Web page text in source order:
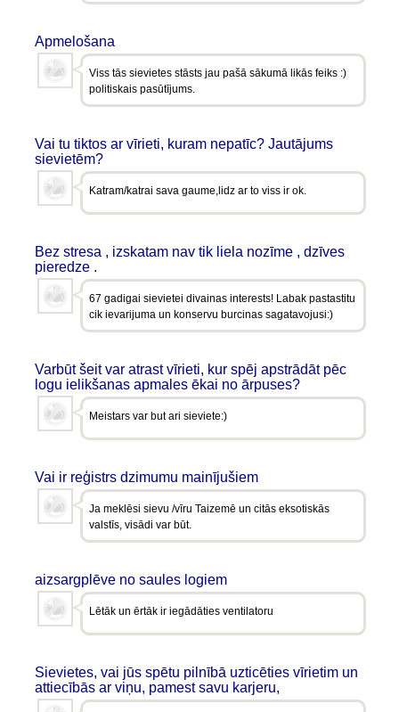
Apmelošana
Viss tās sievietes stāsts jau pašā sākumā likās feiks :)
politiskais pasūtījums.
Vai tu tiktos ar vīrieti, kuram nepatīc? Jautājums
sievietēm?
Katram/katrai sava gaume,lidz ar to viss ir ok.
Bez stresa , izskatam nav tik liela nozīme , dzīves
pieredze .
67 gadigai sievietei divainas interests! Labak pastastitu
cik ievarijuma un konservu burcinas sagatavojusi:)
Varbūt šeit var atrast vīrieti, kur spēj apstrādāt pēc
logu ielikšanas apmales ēkai no ārpuses?
Meistars var but ari sieviete:)
Vai ir reģistrs dzimumu mainījušiem
Ja meklēsi sievu /vīru Taizemē un citās eksotiskās
valstīs, visādi var būt.
aizsargplēve no saules logiem
Lētāk un ērtāk ir iegādāties ventilatoru
Sievietes, vai jūs spētu pilnībā uzticēties vīrietim un
attiecībās ar viņu, pamest savu karjeru,